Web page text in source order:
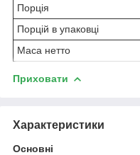
Порція
Порцій в упаковці
Маса нетто
Приховати
Характеристики
Основні